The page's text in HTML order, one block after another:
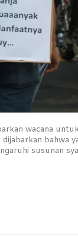
wacana
bahwa
susunan